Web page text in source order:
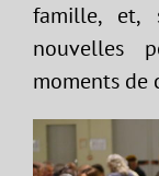
famille, et,
nouvelles
moments de